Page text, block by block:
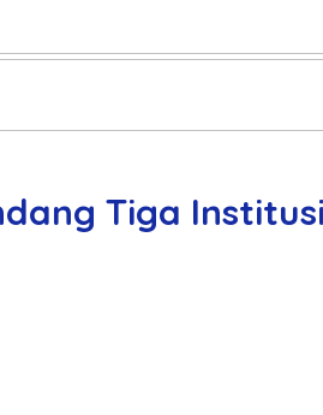
Tiga